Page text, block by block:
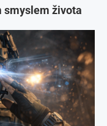
smyslem života